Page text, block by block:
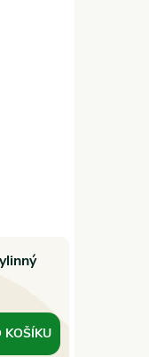
KOŠÍKU